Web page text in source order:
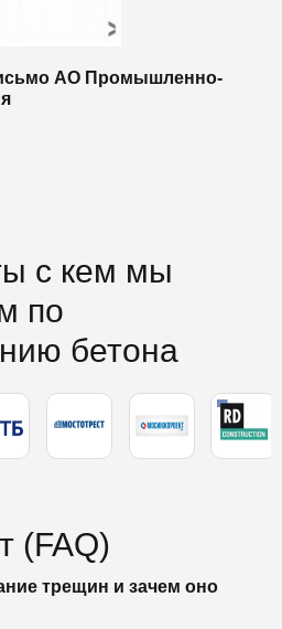
АО Промышленно-
с кем мы
по
бетона
(FAQ)
трещин и зачем оно